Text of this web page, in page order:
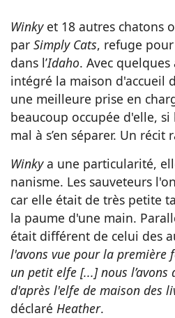
Winky et 18 autres chatons
par Simply Cats, refuge
dans l’Idaho. Avec
intégré la maison d'accueil
une meilleure prise en
beaucoup occupée d'elle, si
mal à s’en séparer. Un récit
Winkya une particularité,
nanisme. Les sauveteurs
car elle était de très petite
la paume d'une main.
était différent de celui des
l'avons vue pour la première
un petit elfe [...] nous l’avons
d'après l'elfe de maison des
déclaré Heather.